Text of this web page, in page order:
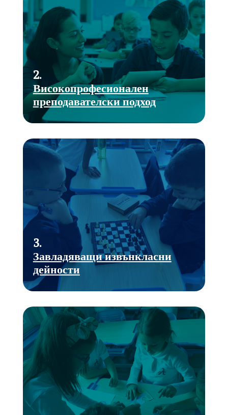
2.
Високопрофесионален
преподавателски подход
3.
Завладяващи извънкласни
дейности